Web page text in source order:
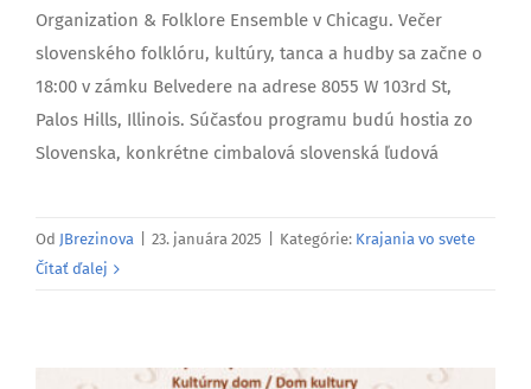
Organization & Folklore Ensemble v Chicagu. Večer
slovenského folklóru, kultúry, tanca a hudby sa začne o
18:00 v zámku Belvedere na adrese 8055 W 103rd St,
Palos Hills, Illinois. Súčasťou programu budú hostia zo
Slovenska, konkrétne cimbalová slovenská ľudová
Od JBrezinova 23. januára 2025 Kategórie: Krajania vo svete
Čítať ďalej